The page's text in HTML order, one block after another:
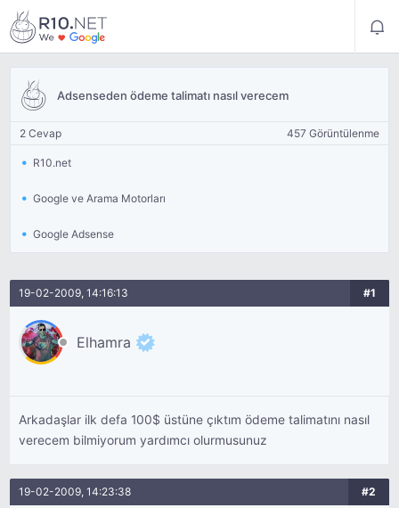
Adsenseden ödeme talimatı nasıl verecem
2 Cevap 457 Görüntülenme
R10.net
Google ve Arama Motorları
Google Adsense
19-02-2009, 14:16:13 #1
Elhamra
Arkadaşlar ilk defa 100$ üstüne çıktım ödeme talimatını nasıl
verecem bilmiyorum yardımcı olurmusunuz
19-02-2009, 14:23:38 #2